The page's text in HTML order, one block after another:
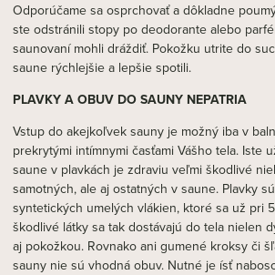
Odporúčame sa osprchovať a dôkladne
ste odstránili stopy po deodorante alebo
saunovaní mohli dráždiť. Pokožku utrite do
saune rýchlejšie a lepšie spotili.
PLAVKY A OBUV DO SAUNY NEPATRIA
Vstup do akejkoľvek sauny je možný iba v
prekrytými intímnymi časťami Vášho tela. Iste
saune v plavkách je zdraviu veľmi škodlivé
samotných, ale aj ostatných v saune. Plavky
syntetických umelých vlákien, ktoré sa už pri
škodlivé látky sa tak dostávajú do tela nielen
aj pokožkou. Rovnako ani gumené kroksy či
sauny nie sú vhodná obuv. Nutné je ísť